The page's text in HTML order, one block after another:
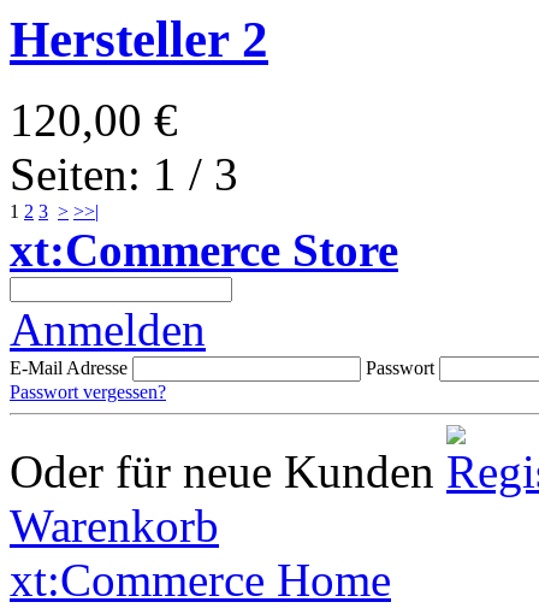
Hersteller 2
120,00 €
Seiten: 1 / 3
1 2 3 > >>|
xt:Commerce Store
Anmelden
E-Mail Adresse
Passwort
Passwort vergessen?
Oder für neue Kunden
Warenkorb
xt:Commerce Home